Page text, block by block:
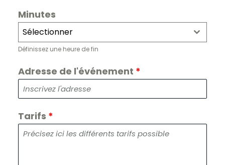
Minutes
Sélectionner
Définissez une heure de fin
Adresse de l'événement *
Tarifs *